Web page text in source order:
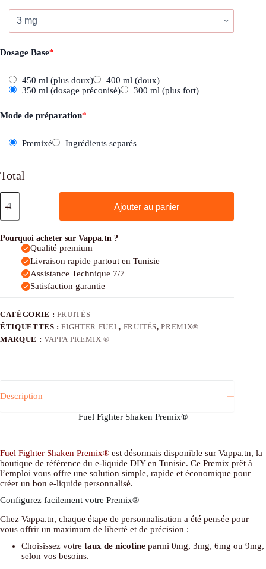
Dosage Base*
450 ml (plus doux)
400 ml (doux)
350 ml (dosage préconisé)
300 ml (plus fort)
Mode de préparation*
Premixé Ingrédients separés
Total
quantité
de
Fighter
Shaken
Premix®
Ajouter au panier
Pourquoi acheter sur Vappa.tn ?
Qualité premium
Livraison rapide partout en Tunisie
Assistance Technique 7/7
Satisfaction garantie
CATÉGORIE : FRUITÉS
ÉTIQUETTES :FIGHTER FUEL, FRUITÉS,PREMIX®
MARQUE : VAPPA PREMIX ®
Description
Fuel Fighter Shaken Premix®
Fuel Fighter Shaken Premix® est désormais disponible sur Vappa.tn, la
boutique de référence du e-liquide DIY en Tunisie. Ce Premix prêt à
l’emploi vous offre une solution simple, rapide et économique pour
créer un bon e-liquide personnalisé.
Configurez facilement votre Premix®
Chez Vappa.tn, chaque étape de personnalisation a été pensée pour
vous offrir un maximum de liberté et de précision :
Choisissez votretaux de nicotine parmi 0mg, 3mg, 6mg ou 9mg,
selon vos besoins.